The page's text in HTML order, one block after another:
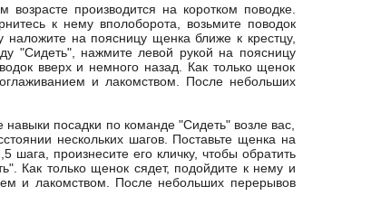
производится на коротком поводке.
к нему вполоборота, возьмите поводок
на поясницу щенка ближе к крестцу,
"Сидеть", нажмите левой рукой на поясницу
вверх и немного назад. Как только щенок
и лакомством. После небольших
посадки по команде "Сидеть" возле вас,
нескольких шагов. Поставьте щенка на
шага, произнесите его кличку, чтобы обратить
Как только щенок сядет, подойдите к нему и
и лакомством. После небольших перерывов